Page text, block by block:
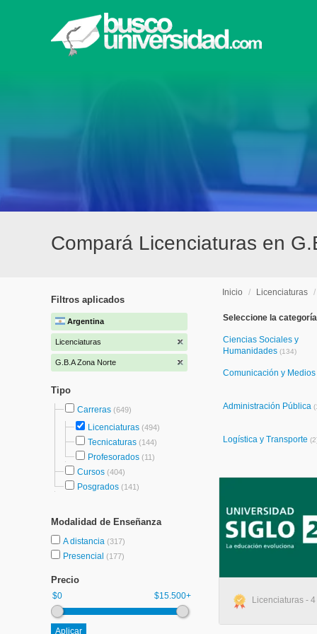
Compará Licenciaturas en
Filtros aplicados
Argentina
Licenciaturas
G.B.A Zona Norte
Tipo
Carreras (649)
Licenciaturas (494)
Tecnicaturas (144)
Profesorados (11)
Cursos (404)
Posgrados (141)
Modalidad de Enseñanza
A distancia (317)
Presencial (177)
Precio
$0 $15.500+
Inicio / Licenciaturas /
Seleccione la categoría
Ciencias Sociales y
Humanidades (134)
Comunicación y Medios
Administración Pública
Logística y Transporte
Licenciaturas -